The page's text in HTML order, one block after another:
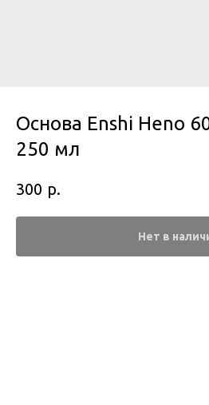
Основа Enshi Heno
250 мл
300 р.
Нет в